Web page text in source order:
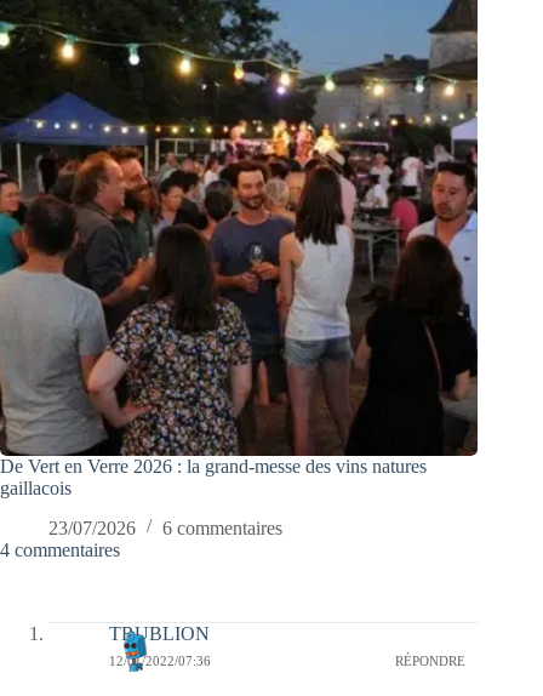
De Vert en Verre 2026 : la grand-messe des vins natures
gaillacois
23/07/2026
6 commentaires
4 commentaires
TRUBLION
12/01/2022/07:36 RÉPONDRE